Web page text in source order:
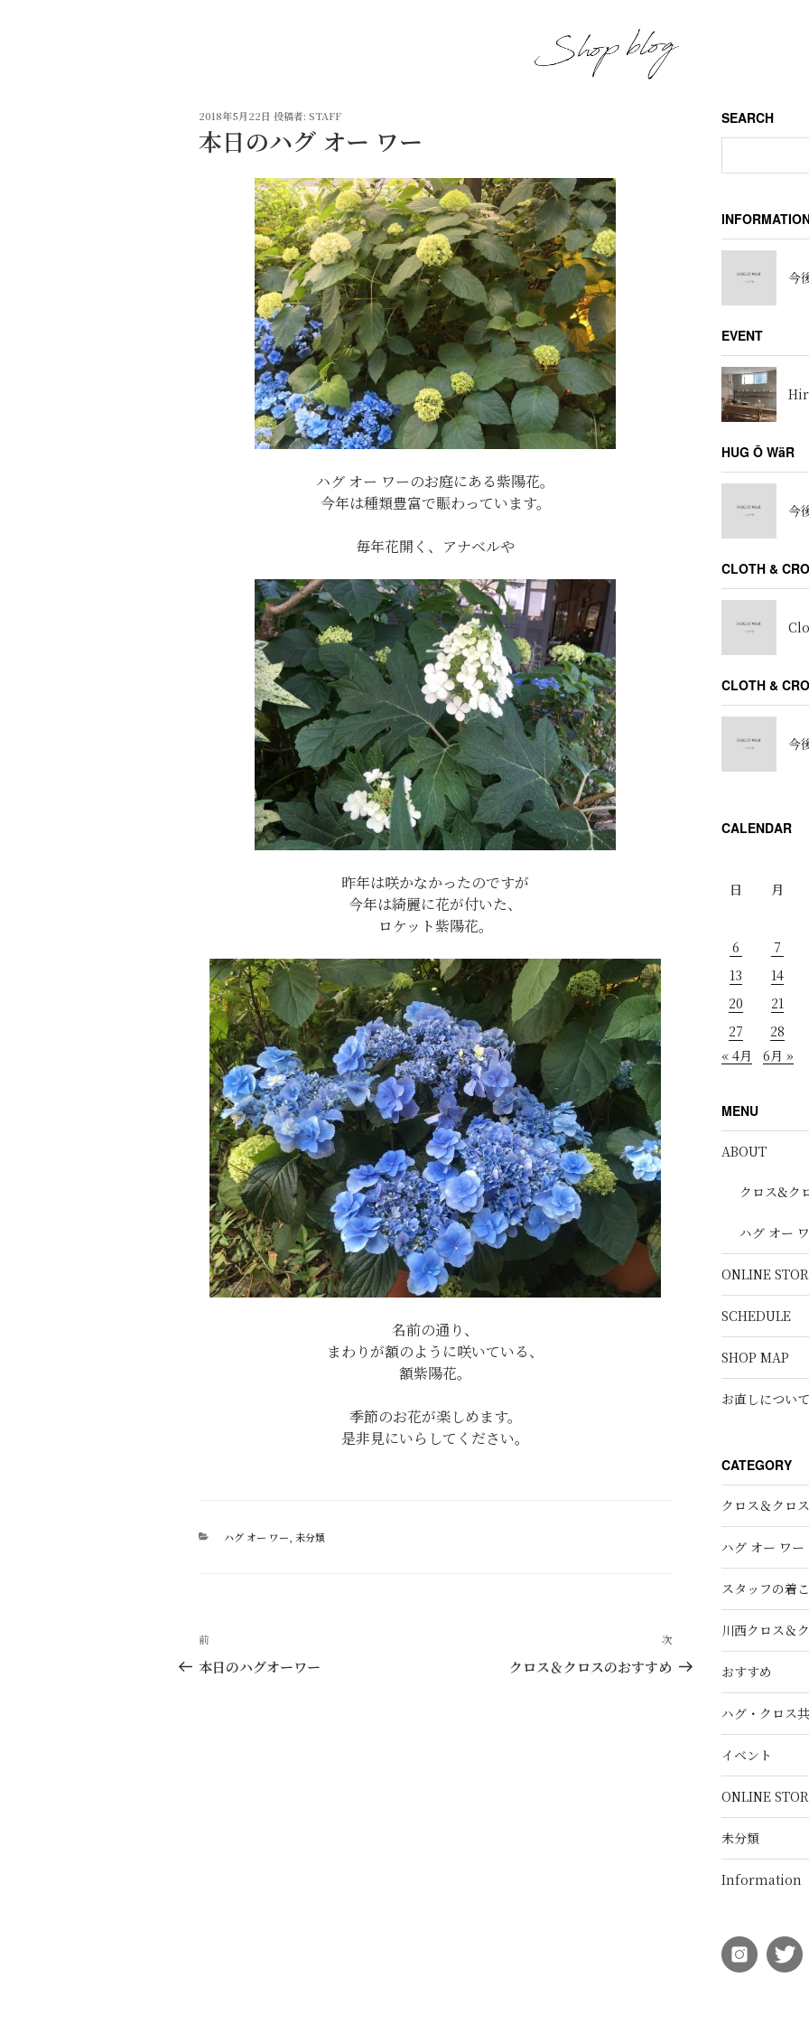
投
日:
2018年5月22日 投稿者: STAFF
本日のハグ オー ワー
ハグ オー ワーのお庭にある紫陽花。
今年は種類豊富で賑わっています。
毎年花開く、アナベルや
昨年は咲かなかったのですが
今年は綺麗に花が付いた、
ロケット紫陽花。
名前の通り、
まわりが額のように咲いている、
額紫陽花。
季節のお花が楽しめます。
是非見にいらしてください。
カ
ハグ オー ワー 未分類
投
稿
過
去
前
本日のハグオーワー
次
の
次
クロス＆クロスのおすすめ
SEARCH
今
EVENT
HUG Ō WäR
今
CLOTH &
CLOTH &
今
CALENDAR
日
月
6
7
13
14
20
21
27
28
« 4月
6月 »
MENU
ABOUT
クロス&ク
ハグ オー
ONLINE
SCHEDULE
SHOP MAP
お直しについて
CATEGORY
クロス＆クロス
ハグ オー ワー
スタッフの着
川西クロス＆
おすすめ
ハグ・クロス
イベント
ONLINE
未分類
Information